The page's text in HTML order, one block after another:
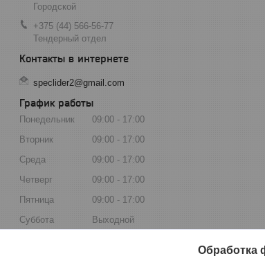
Городской
+375 (44) 566-56-77
Тендерный отдел
speclider2@gmail.com
График работы
Понедельник 09:00
17:00
Вторник
09:00
17:00
Среда
09:00
17:00
Четверг
09:00
17:00
Пятница
09:00
17:00
Суббота
Выходной
Обработка